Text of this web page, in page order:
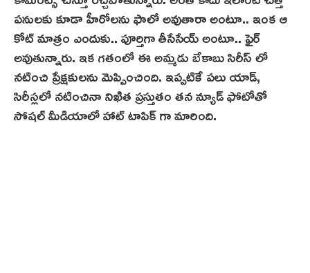
పనులకు కూడా హీరోల‌ను ఫాలో అవుతారా అంటూ.. ఇంక ఆ
కోట్ మాత్రం ఎందుకు.. పూర్తిగా తీసేసేయ్ అంటూ.. ఫైర్
అవుతున్నారు. ఇక‌ గతంలో ఈ అమ్మడు బేకాబు సిరీస్ లో
నటించి ప్రేక్షకులను మెప్పించింది. ఇప్పటికే పలు యాడ్,
సిరీస్లలో నటించినా నిఖిత ప్రస్తుతం త‌న న్యూడ్ ఫోటోతో
సోషల్ మీడియాలో హాట్ టాపిక్ గా మారింది.